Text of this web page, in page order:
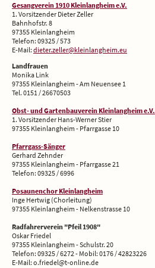
Gesangverein 1910 Kleinlangheim e.V.
1. Vorsitzender Dieter Zeller
Bahnhofstr. 8
97355 Kleinlangheim
Telefon: 09325 / 573
E-Mail: dieter.zeller@kleinlangheim.eu
Landfrauen
Monika Link
97355 Kleinlangheim - Am Neuensee 1
Tel. 0151 / 26670503
Obst- und Gartenbauverein Kleinlangheim e.V.
1. Vorsitzender Hans-Werner Stier
97355 Kleinlangheim - Pfarrgasse 10
Pfarrgass-Sänger
Gerhard Zehnder
97355 Kleinlangheim - Pfarrgasse 21
Telefon: 09325 / 6996
Posaunenchor Kleinlangheim
Inge Hertwig (Chorleitung)
97355 Kleinlangheim - Nelkenstrasse 10
Radfahrerverein "Pfeil 1908"
Oskar Friedel
97355 Kleinlangheim - Schulstr. 20
Telefon: 09325 / 6272 - Mobil: 0176 / 42823226
E-Mail: o.friedel@t-online.de